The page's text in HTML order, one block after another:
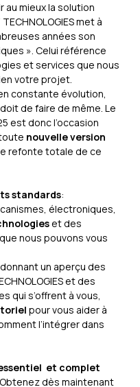
au mieux la solution
met à
années son
». Celui référence
et services que nous
votre projet.
constante évolution,
de faire de même. Le
est donc l’occasion
nouvelle version
refonte totale de ce
standards:
électroniques,
et des
que nous pouvons vous
un aperçu des
et des
qui s’offrent à vous,
pour vous aider à
l’intégrer dans
et complet
dès maintenant